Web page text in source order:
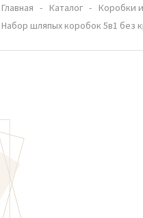
Главная Каталог Коробки
Набор шляпых коробок 5в1 без